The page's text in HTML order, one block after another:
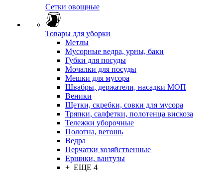
Сетки овощные
Товары для уборки
Метлы
Мусорные ведра, урны, баки
Губки для посуды
Мочалки для посуды
Мешки для мусора
Швабры, держатели, насадки МОП
Веники
Щетки, скребки, совки для мусора
Тряпки, салфетки, полотенца вискоза
Тележки уборочные
Полотна, ветошь
Ведра
Перчатки хозяйственные
Ершики, вантузы
+ ЕЩЕ 4